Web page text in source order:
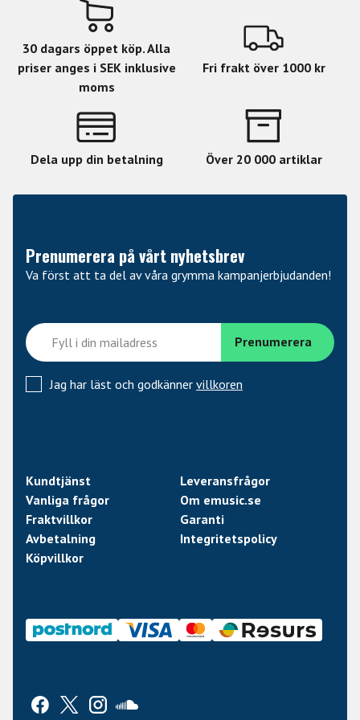
30 dagars öppet köp. Alla
priser anges i SEK inklusive
moms
Fri frakt över 1000 kr
Dela upp din betalning Över 20 000 artiklar
Prenumerera på vårt nyhetsbrev
Va först att ta del av våra grymma kampanjerbjudanden!
Jag har läst och godkänner villkoren
Kundtjänst
Leveransfrågor
Vanliga frågor
Om emusic.se
Fraktvillkor
Garanti
Avbetalning
Integritetspolicy
Köpvillkor